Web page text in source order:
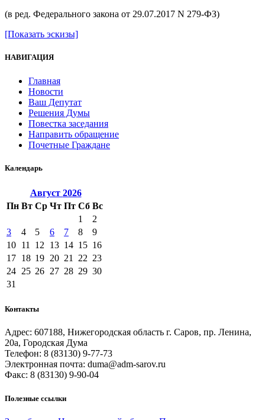
(в ред. Федерального закона от 29.07.2017 N 279-ФЗ)
[Показать эскизы]
НАВИГАЦИЯ
Главная
Новости
Ваш Депутат
Решения Думы
Повестка заседания
Направить обращение
Почетные Граждане
Календарь
Август 2026
Пн Вт Ср Чт Пт Сб Вс
1
2
3
4 5 6 7 8
9
10 11 12 13 14 15 16
17 18 19 20 21 22 23
24 25 26 27 28 29 30
31
Контакты
Адрес: 607188, Нижегородская область г. Саров, пр. Ленина,
20а, Городская Дума
Телефон: 8 (83130) 9-77-73
Электронная почта: duma@adm-sarov.ru
Факс: 8 (83130) 9-90-04
Полезные ссылки